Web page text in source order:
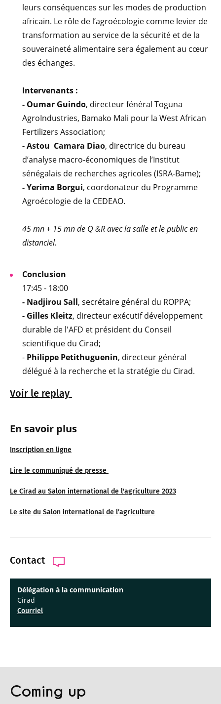
En savoir plus
Inscription en ligne
Lire le communiqué de presse
Le Cirad au Salon international de l'agriculture 2023
Le site du Salon international de l'agriculture
Contact
Délégation à la communication
Cirad
Courriel
leurs conséquences sur les modes de production
africain. Le rôle de l’agroécologie comme levier de
transformation au service de la sécurité et de la
souveraineté alimentaire sera également au cœur
des échanges.
Intervenants :
- Oumar Guindo, directeur fénéral Toguna
AgroIndustries, Bamako Mali pour la West African
Fertilizers Association;
- Astou Camara Diao, directrice du bureau
d’analyse macro-économiques de l’Institut
sénégalais de recherches agricoles (ISRA-Bame);
- Yerima Borgui, coordonateur du Programme
Agroécologie de la CEDEAO.
45 mn + 15 mn de Q &R avec la salle et le public en
distanciel.
Conclusion
17:45 - 18:00
- Nadjirou Sall, secrétaire général du ROPPA;
- Gilles Kleitz, directeur exécutif développement
durable de l'AFD et président du Conseil
scientifique du Cirad;
- Philippe Petithuguenin, directeur général
délégué à la recherche et la stratégie du Cirad.
Voir le replay
Coming up